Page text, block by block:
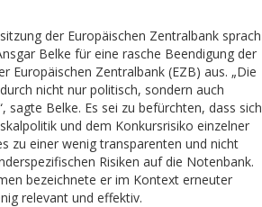
der Europäischen Zentralbank sprach
Belke für eine rasche Beendigung der
Europäischen Zentralbank (EZB) aus. „Die
nicht nur politisch, sondern auch
sagte Belke. Es sei zu befürchten, dass sich
und dem Konkursrisiko einzelner
zu einer wenig transparenten und nicht
Risiken auf die Notenbank.
bezeichnete er im Kontext erneuter
relevant und effektiv.